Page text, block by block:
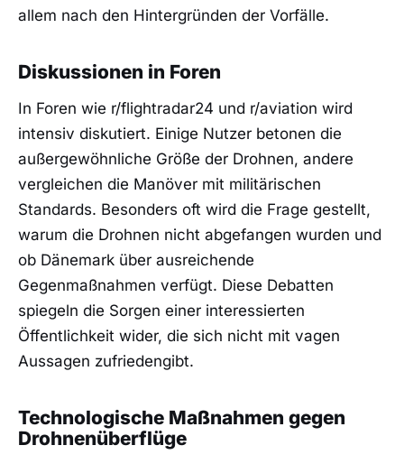
allem nach den Hintergründen der Vorfälle.
Diskussionen in Foren
In Foren wie r/flightradar24 und r/aviation wird
intensiv diskutiert. Einige Nutzer betonen die
außergewöhnliche Größe der Drohnen, andere
vergleichen die Manöver mit militärischen
Standards. Besonders oft wird die Frage gestellt,
warum die Drohnen nicht abgefangen wurden und
ob Dänemark über ausreichende
Gegenmaßnahmen verfügt. Diese Debatten
spiegeln die Sorgen einer interessierten
Öffentlichkeit wider, die sich nicht mit vagen
Aussagen zufriedengibt.
Technologische Maßnahmen gegen
Drohnenüberflüge